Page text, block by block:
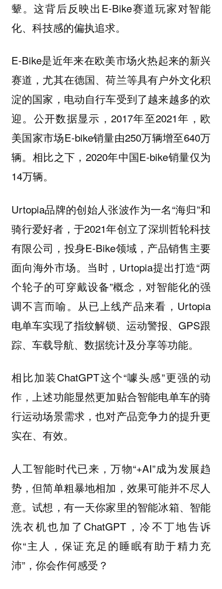
颦。这背后反映出E-Bike赛道玩家对智能
化、科技感的偏执追求。
E-Bike是近年来在欧美市场火热起来的新兴
赛道，尤其在德国、荷兰等具有户外文化积
淀的国家，电动自行车受到了越来越多的欢
迎。公开数据显示，2017年至2021年，欧
美国家市场E-bike销量由250万辆增至640万
辆。相比之下，2020年中国E-bike销量仅为
14万辆。
Urtopia品牌的创始人张波作为一名“海归”和
骑行爱好者，于2021年创立了深圳哲轮科技
有限公司，投身E-Bike领域，产品销售主要
面向海外市场。当时，Urtopia提出打造“两
个轮子的可穿戴设备”概念，对智能化的强
调不言而喻。从已上线产品来看，Urtopia
电单车实现了指纹解锁、运动警报、GPS跟
踪、车载导航、数据统计及分享等功能。
相比加装ChatGPT这个“噱头感”更强的动
作，上述功能显然更加贴合智能电单车的骑
行运动场景需求，也对产品竞争力的提升更
实在、有效。
人工智能时代已来，万物“+AI”成为发展趋
势，但简单粗暴地相加，效果可能并不尽人
意。试想，有一天你家里的智能冰箱、智能
洗衣机也加了ChatGPT，冷不丁地告诉
你“主人，保证充足的睡眠有助于精力充
沛”，你会作何感受？